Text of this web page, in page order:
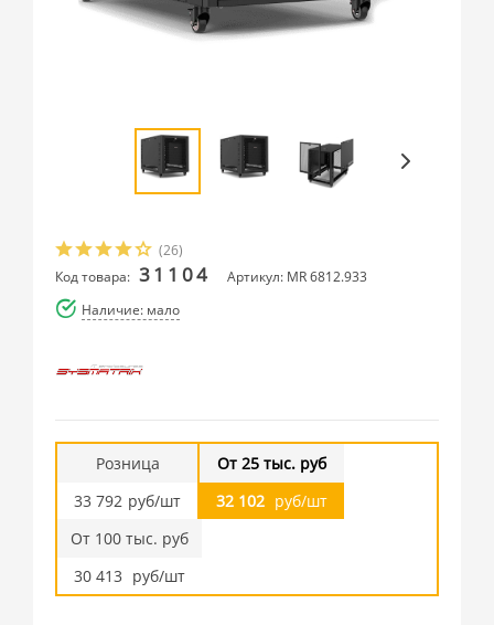
(26)
Код товара: 31104
Артикул: MR 6812.933
Наличие: мало
Розница
33 792 руб/шт
От 25 тыс. руб
32 102 руб/шт
От 100 тыс. руб
30 413 руб/шт